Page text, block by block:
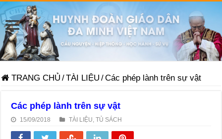
TRANG CHỦ /TÀI LIỆU /Các phép lành trên sự vật
Các phép lành trên sự vật
15/09/2018 TÀI LIỆU ,TỦ SÁCH